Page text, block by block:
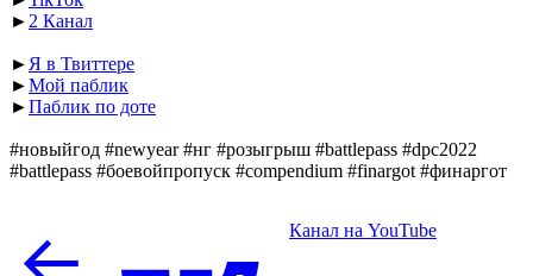
► 2 Канал
► Я в Твиттере
►Мой паблик
►Паблик по доте
#новыйгод #newyear #нг #розыгрыш #battlepass #dpc2022
#battlepass #боевойпропуск #compendium #finargot #финаргот
Канал на YouTube